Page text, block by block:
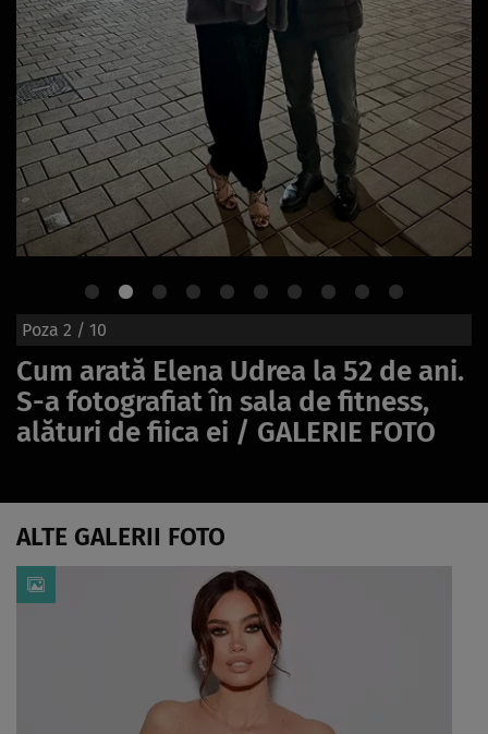
Poza 2 / 10
Cum arată Elena Udrea la 52 de ani.
S-a fotografiat în sala de fitness,
alături de fiica ei / GALERIE FOTO
ALTE GALERII FOTO